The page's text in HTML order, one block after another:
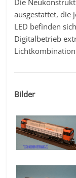
Die
ausgestattet, die
LED befinden
Digitalbetrieb
Bilder